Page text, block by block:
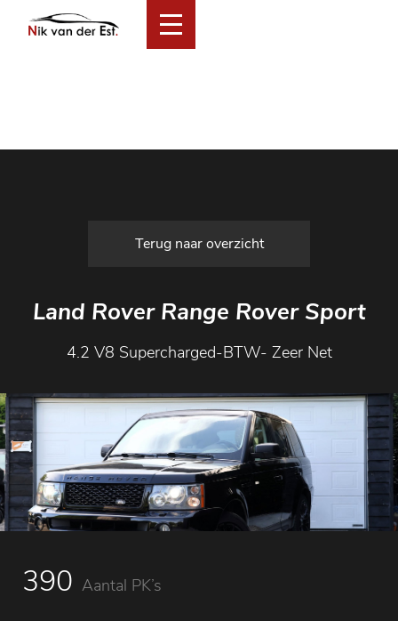
Collectie
Financial Lease Aanbod
Terug naar overzicht
Land Rover Range Rover Sport
4.2 V8 Supercharged-BTW- Zeer Net
390 Aantal PK’s